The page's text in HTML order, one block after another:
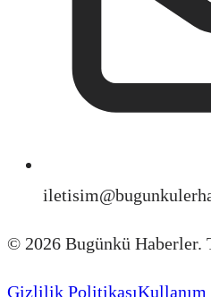
© 2026 Bugünkü Haberler.
Gizlilik PolitikasıKullanım